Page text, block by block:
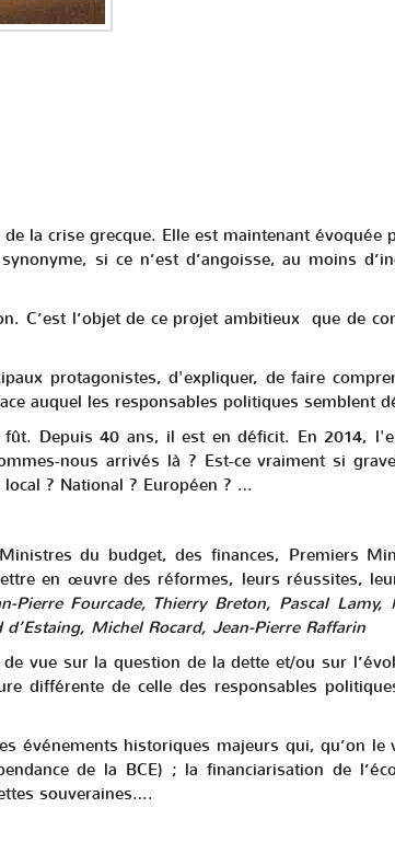
la crise grecque. Elle est maintenant évoquée
si ce n’est d’angoisse, au moins
C’est l’objet de ce projet ambitieux que de
protagonistes, d'expliquer, de faire
auquel les responsables politiques semblent
Depuis 40 ans, il est en déficit. En 2014,
nous arrivés là ? Est-ce vraiment si
? National ? Européen ? …
du budget, des finances, Premiers
en œuvre des réformes, leurs réussites,
Pierre Fourcade, Thierry Breton, Pascal
Michel Rocard, Jean-Pierre Raffarin
vue sur la question de la dette et/ou sur
différente de celle des responsables
événements historiques majeurs qui, qu’on
de la BCE) ; la financiarisation de
souveraines….